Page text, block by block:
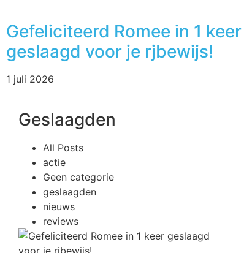
Gefeliciteerd Romee in 1 keer
geslaagd voor je rjbewijs!
1 juli 2026
Geslaagden
All Posts
actie
Geen categorie
geslaagden
nieuws
reviews